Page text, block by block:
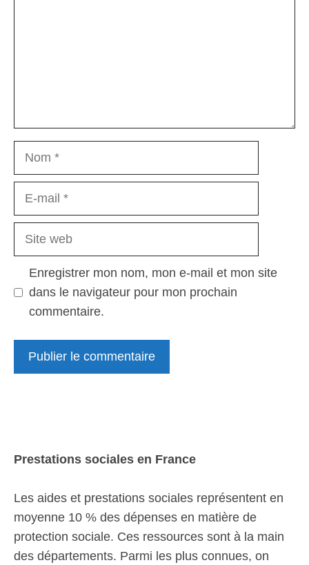
Nom
Site
Enregistrer mon nom, mon e-mail et mon site
dans le navigateur pour mon prochain
commentaire.
Prestations sociales en France
Les aides et prestations sociales représentent en
moyenne 10 % des dépenses en matière de
protection sociale. Ces ressources sont à la main
des départements. Parmi les plus connues, on